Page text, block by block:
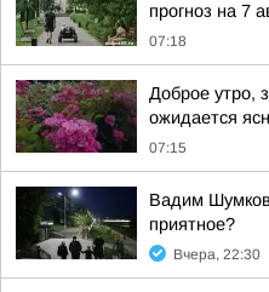
прогноз на 7
07:18
Доброе утро,
ожидается
07:15
Вадим
приятное?
Вчера, 22:30